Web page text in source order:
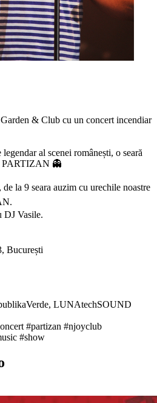
& Club cu un concert incendiar
al scenei românești, o seară
PARTIZAN 👻
la 9 seara auzim cu urechile noastre
DJ Vasile.
București
LUNAtechSOUND
#partizan #njoyclub
#show